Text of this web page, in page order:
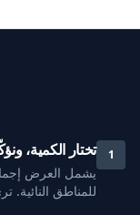
1 تختار الكمية،
يشمل العرض
للمناطق النائية.